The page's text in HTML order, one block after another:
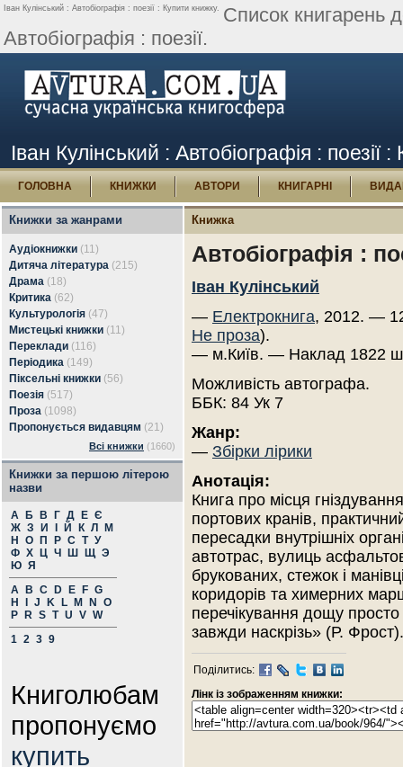
Іван Кулінський : Автобіографія : поезії : Купити книжку. Список книгарень
Автобіографія : поезії.
Іван Кулінський : Автобіографія : поезії
ГОЛОВНА КНИЖКИ АВТОРИ КНИГАРНІ
Книжки за жанрами
Аудіокнижки (11)
Дитяча література (215)
Драма (18)
Критика (62)
Культурологія (47)
Мистецькі книжки (11)
Переклади (116)
Періодика (149)
Піксельні книжки (56)
Поезія (517)
Проза (1098)
Пропонується видавцям (21)
Всі книжки (1660)
Книжки за першою літерою
назви
А Б В Г Д Е Є
Ж З И Й К Л
М
Н
О П Р С Т У
Ф Х Ц Ч Ш Щ Э
Ю Я
A
B C D E F G
H
J K L M N
O
P
R S T U V W
1 2 3 9
Книголюбам
пропонуємо
купить
Книжка
Автобіографія :
Іван Кулінський
— Електрокнига, 2012. —
Не проза).
— м.Київ. — Наклад 1822
Можливість автографа.
ББК: 84 Ук 7
Жанр:
— Збірки лірики
Анотація:
Книга про місця гніздування
портових кранів,
пересадки внутрішніх
автотрас, вулиць
брукованих, сте­­­жок і
ко­­­ридо­рів та химерних
пе­ре­чі­ку­­вання дощу
зав­жди наскрізь» (Р. Фрост).
Поділитись:
Лінк із зображенням книжки: